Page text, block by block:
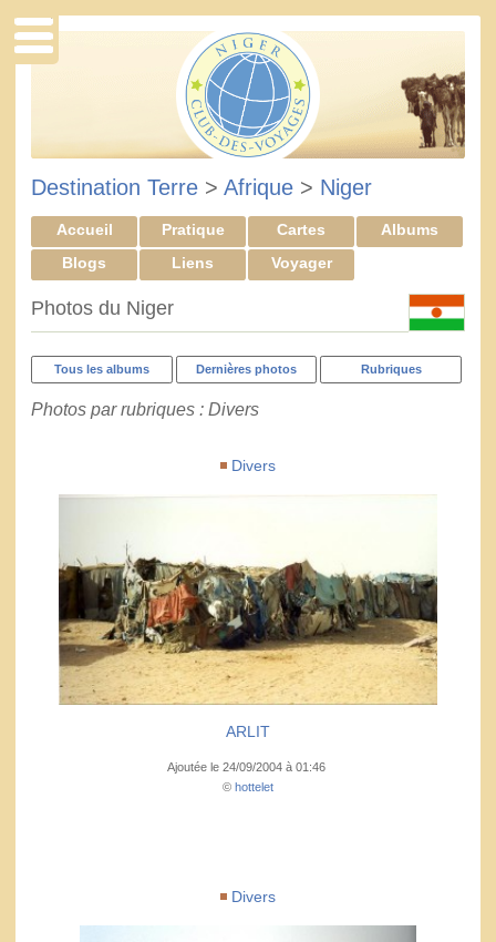
Destination Terre > Afrique > Niger
Accueil Pratique Cartes
Albums
Blogs
Liens Voyager
Photos du Niger
Tous les albums Dernières photos Rubriques
Photos par rubriques : Divers
Divers
ARLIT
Ajoutée le 24/09/2004 à 01:46
© hottelet
Divers